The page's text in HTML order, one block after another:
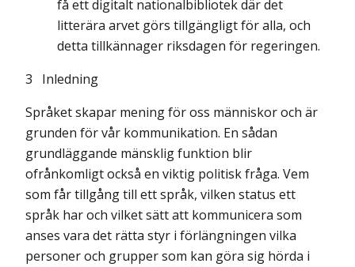
få ett digitalt nationalbibliotek där det
litterära arvet görs tillgängligt för alla, och
detta tillkännager riksdagen för regeringen.
3 Inledning
Språket skapar mening för oss människor och är
grunden för vår kommunikation. En sådan
grundläggande mänsklig funktion blir
ofrånkomligt också en viktig politisk fråga. Vem
som får tillgång till ett språk, vilken status ett
språk har och vilket sätt att kommunicera som
anses vara det rätta styr i förlängningen vilka
personer och grupper som kan göra sig hörda i